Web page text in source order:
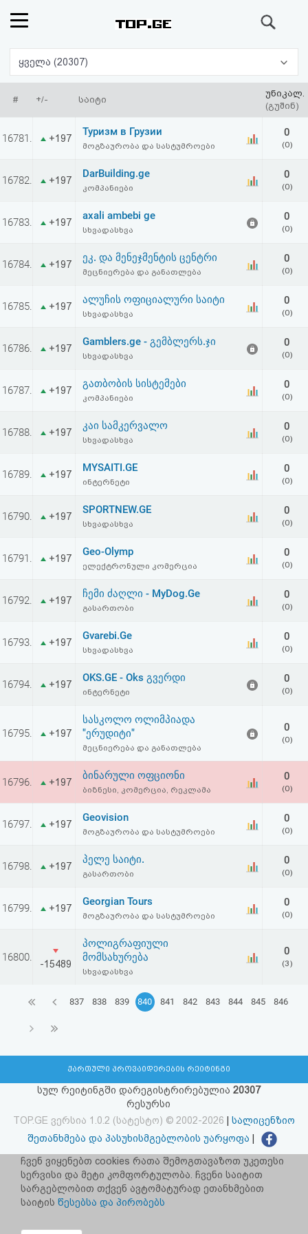
რეიტინგი
(მთავარი)
ფოსტა
პასუხი
ავტორიზაცია
რეგისტრაცია
HTML
შეთანხმება
და
უარყოფა
ყველა (20307)
# +/- საიტი
უნიკალ.
(გუშინ)
16781. +197
Туризм в Грузии
მოგზაურობა და სასტუმროები
0
(0)
16782. +197
DarBuilding.ge
კომპანიები
0
(0)
16783. +197
axali ambebi ge
სხვადასხვა
0
(0)
16784. +197
ეკ. და მენეჯმენტის ცენტრი
მეცნიერება და განათლება
0
(0)
16785. +197
ალუჩის ოფიციალური საიტი
სხვადასხვა
0
(0)
16786. +197
Gamblers.ge - გემბლერს.ჯი
სხვადასხვა
0
(0)
16787. +197
გათბობის სისტემები
კომპანიები
0
(0)
16788. +197
კაი სამკერვალო
სხვადასხვა
0
(0)
16789. +197
MYSAITI.GE
ინტერნეტი
0
(0)
16790. +197
SPORTNEW.GE
სხვადასხვა
0
(0)
16791. +197
Geo-Olymp
ელექტრონული კომერცია
0
(0)
16792. +197
ჩემი ძაღლი - MyDog.Ge
გასართობი
0
(0)
16793. +197
Gvarebi.Ge
სხვადასხვა
0
(0)
16794. +197
OKS.GE - Oks გვერდი
ინტერნეტი
0
(0)
16795. +197
სასკოლო ოლიმპიადა
"ერუდიტი"
მეცნიერება და განათლება
0
(0)
16796. +197
ბინარული ოფციონი
ბიზნესი, კომერცია, რეკლამა
0
(0)
16797. +197
Geovision
მოგზაურობა და სასტუმროები
0
(0)
16798. +197
პელე საიტი.
გასართობი
0
(0)
16799. +197
Georgian Tours
მოგზაურობა და სასტუმროები
0
(0)
16800.
-15489
პოლიგრაფიული
მომსახურება
სხვადასხვა
0
(3)
837 838 839 840 841 842 843 844 845 846
ქართული პროვაიდერების რეიტინგი
სულ რეიტინგში დარეგისტრირებულია 20307
რესურსი
TOP.GE ვერსია 1.0.2 (სატესტო) © 2002-2026
სალიცენზიო
შეთანხმება და პასუხისმგებლობის უარყოფა
facebook.com/TOP.GE
იხილეთ TOP.GE - ის ძველი ვერსია ბმულზე
ჩვენ ვიყენებთ cookies რათა შემოგთავაზოთ უკეთესი
სერვისი და მეტი კომფორტულობა. ჩვენი საიტით
სარგებლობით თქვენ ავტომატურად ეთანხმებით
საიტის წესებსა და პირობებს